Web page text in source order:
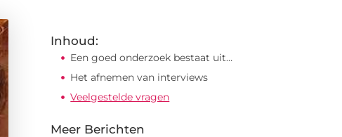
Inhoud:
Een goed onderzoek bestaat uit…
Het afnemen van interviews
Veelgestelde vragen
Meer Berichten